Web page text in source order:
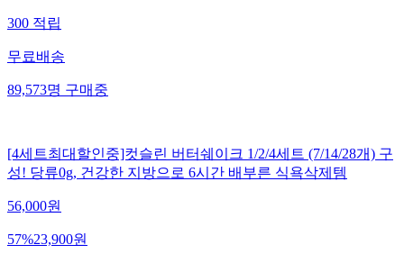
300 적립
무료배송
89,573명 구매중
[4세트최대할인중]컷슬린 버터쉐이크 1/2/4세트 (7/14/28개) 구
성! 당류0g, 건강한 지방으로 6시간 배부른 식욕삭제템
56,000원
57%23,900원